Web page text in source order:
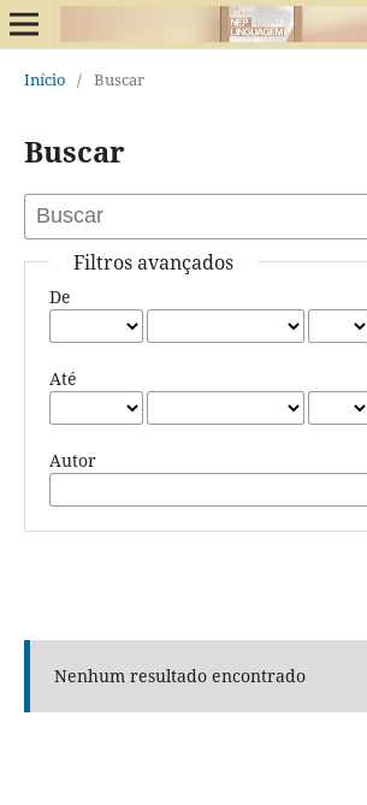
Início / Buscar
Buscar
Filtros avançados
De
Até
Autor
Nenhum resultado encontrado